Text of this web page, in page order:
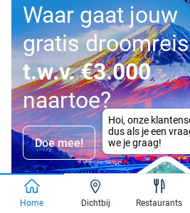
Waar gaat jouw
gratis droomreis
t.w.v. €3.000
naartoe?
Doe mee!
Home Dichtbij Restaurants